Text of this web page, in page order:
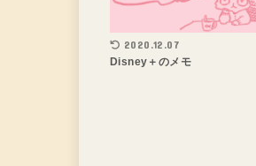
2020.12.07
Disney＋のメモ